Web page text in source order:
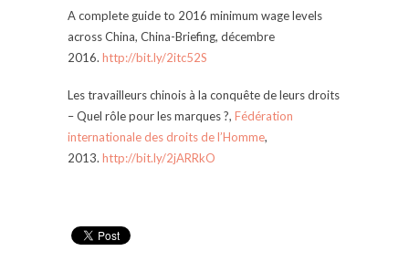
A complete guide to 2016 minimum wage levels
across China, China-Briefing, décembre
2016. http://bit.ly/2itc52S
Les travailleurs chinois à la conquête de leurs droits
– Quel rôle pour les marques ?, Fédération
internationale des droits de l’Homme,
2013. http://bit.ly/2jARRkO